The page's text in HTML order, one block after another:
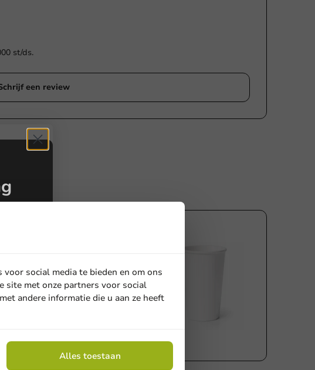
st/ds.
een review
social media te bieden en om ons
site met onze partners voor social
andere informatie die u aan ze heeft
Alles toestaan